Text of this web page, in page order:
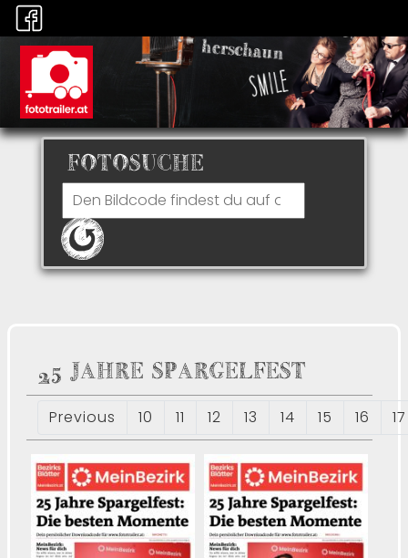
FOTOSUCHE
25 JAHRE SPARGELFEST
Previous 10 11 12 13 14 15 16 17